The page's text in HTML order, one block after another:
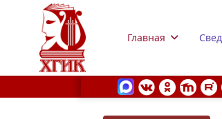
Главная